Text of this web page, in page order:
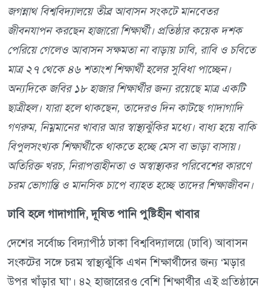
জগন্নাথ বিশ্ববিদ্যালয়ে তীব্র আবাসন সংকটে মানবেতর
জীবনযাপন করছেন হাজারো শিক্ষার্থী। প্রতিষ্ঠার কয়েক দশক
পেরিয়ে গেলেও আবাসন সক্ষমতা না বাড়ায় ঢাবি, রাবি ও চবিতে
মাত্র ২৭ থেকে ৪৬ শতাংশ শিক্ষার্থী হলের সুবিধা পাচ্ছেন।
অন্যদিকে জবির ১৮ হাজার শিক্ষার্থীর জন্য রয়েছে মাত্র একটি
ছাত্রীহল। যারা হলে থাকছেন, তাদেরও দিন কাটছে গাদাগাদি
গণরুম, নিম্নমানের খাবার আর স্বাস্থ্যঝুঁকির মধ্যে। বাধ্য হয়ে বাকি
বিপুলসংখ্যক শিক্ষার্থীকে থাকতে হচ্ছে মেস বা ভাড়া বাসায়।
অতিরিক্ত খরচ, নিরাপত্তাহীনতা ও অস্বাস্থ্যকর পরিবেশের কারণে
চরম ভোগান্তি ও মানসিক চাপে ব্যাহত হচ্ছে তাদের শিক্ষাজীবন।
ঢাবি হলে গাদাগাদি, দূষিত পানি পুষ্টিহীন খাবার
দেশের সর্বোচ্চ বিদ্যাপীঠ ঢাকা বিশ্ববিদ্যালয়ে (ঢাবি) আবাসন
সংকটের সঙ্গে চরম স্বাস্থ্যঝুঁকি এখন শিক্ষার্থীদের জন্য ‘মড়ার
উপর খাঁড়ার ঘা’। ৪২ হাজারেরও বেশি শিক্ষার্থীর এই প্রতিষ্ঠানে